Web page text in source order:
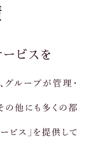
ビスを